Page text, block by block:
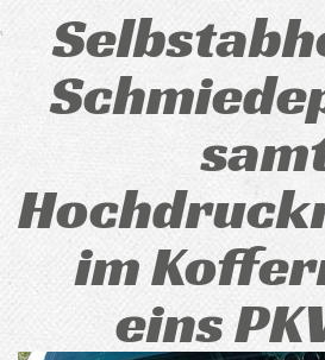
im
eins